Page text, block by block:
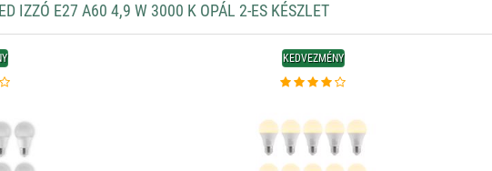
IZZÓ E27 A60 4,9 W 3000 K OPÁL 2-ES KÉSZLET
KEDVEZMÉNY